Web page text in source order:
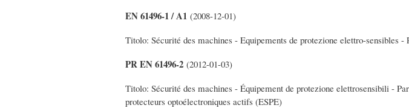
EN 61496-1 / A1 (2008-12-01)
Titolo: Sécurité des machines - Equipements de protezione elettro-sensibles
PR EN 61496-2 (2012-01-03)
Titolo: Sécurité des machines - Équipement de protezione elettrosensibili -
protecteurs optoélectroniques actifs (ESPE)